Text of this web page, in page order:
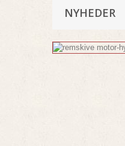
NYHEDER